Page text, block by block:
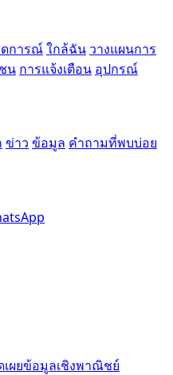
การณ์ใกล้ฉัน วางแผนการ
น การแจ้งเตือน อุปกรณ์
ข่าว ข้อมูล คำถามที่พบบ่อย
เผยข้อมูลเชิงพาณิชย์